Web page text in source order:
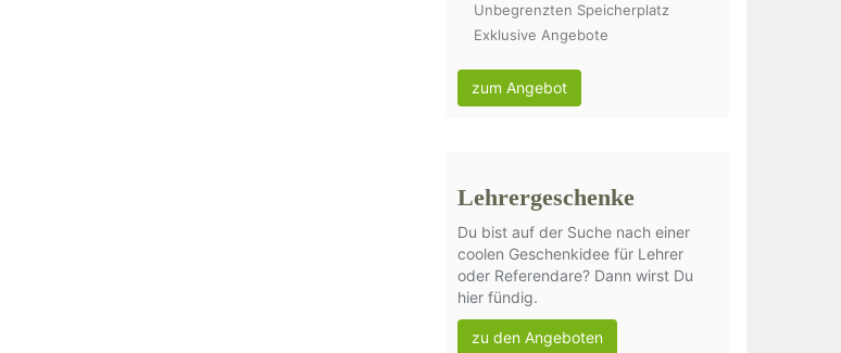
Unbegrenzten Speicherplatz
Exklusive Angebote
zum Angebot
Lehrergeschenke
Du bist auf der Suche nach einer
coolen Geschenkidee für Lehrer
oder Referendare? Dann wirst Du
hier fündig.
zu den Angeboten